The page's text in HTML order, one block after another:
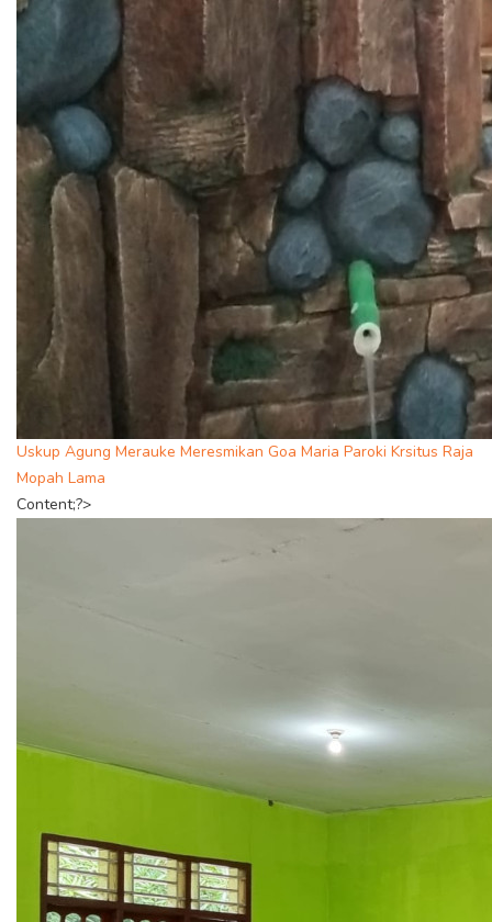
Uskup Agung Merauke Meresmikan Goa Maria Paroki Krsitus Raja
Mopah Lama
Content;?>